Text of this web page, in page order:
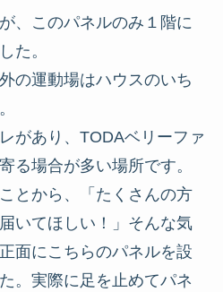
、このパネルのみ１階に
た。
の運動場はハウスのいち
があり、TODAベリーファ
る場合が多い場所です。
とから、「たくさんの方
いてほしい！」そんな気
面にこちらのパネルを設
。実際に足を止めてパネ